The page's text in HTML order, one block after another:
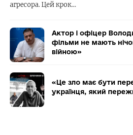
агресора. Цей крок…
Актор і офіцер
фільми не мають
війною»
«Це зло має бути
українця, який